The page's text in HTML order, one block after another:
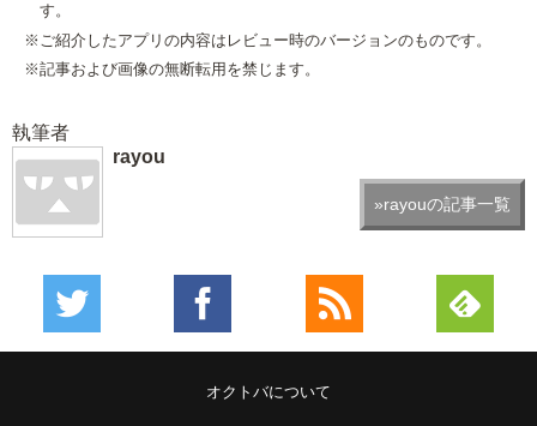
す。
※ご紹介したアプリの内容はレビュー時のバージョンのものです。
※記事および画像の無断転用を禁じます。
執筆者
rayou
»rayouの記事一覧
オクトバについて